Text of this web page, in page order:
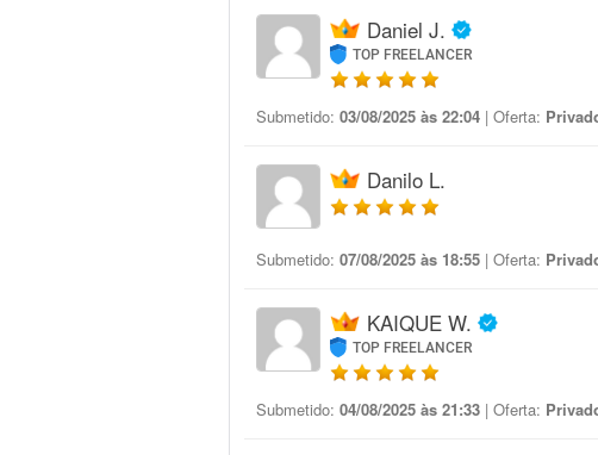
Daniel J.
TOP FREELANCER
Submetido: 03/08/2025 às 22:04 | Oferta:
Danilo L.
Submetido: 07/08/2025 às 18:55 | Oferta:
KAIQUE W.
TOP FREELANCER
Submetido: 04/08/2025 às 21:33 | Oferta: